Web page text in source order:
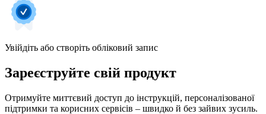
Увійдіть або створіть обліковий запис
Зареєструйте свій продукт
Отримуйте миттєвий доступ до інструкцій, персоналізованої
підтримки та корисних сервісів – швидко й без зайвих зусиль.